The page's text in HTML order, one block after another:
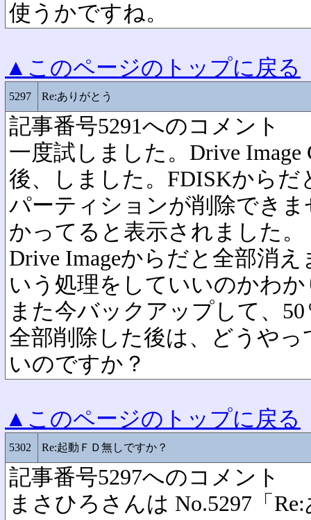
使うかですね。
▲このページのトップに戻る
5297 Re:ありがとう
記事番号5291へのコメント
一度試しました。Drive
後、しました。FDISKからだ
パーティションが削除でき
かってると表示されました。
Drive Imageからだと全部消
いう処理をしていいのかわ
また今バックアップして、
全部削除した後は、どうや
いのですか？
▲このページのトップに戻る
5302 Re:起動ＦＤ無しですか？
記事番号5297へのコメント
まさひろさんは No.5297「